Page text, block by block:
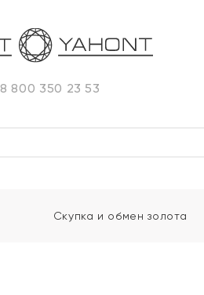
8 800 350 23 53
Скупка и обмен золота